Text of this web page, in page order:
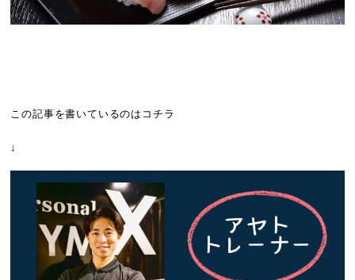
この記事を書いているのはコチラ
↓